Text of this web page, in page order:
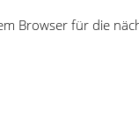
Browser für die